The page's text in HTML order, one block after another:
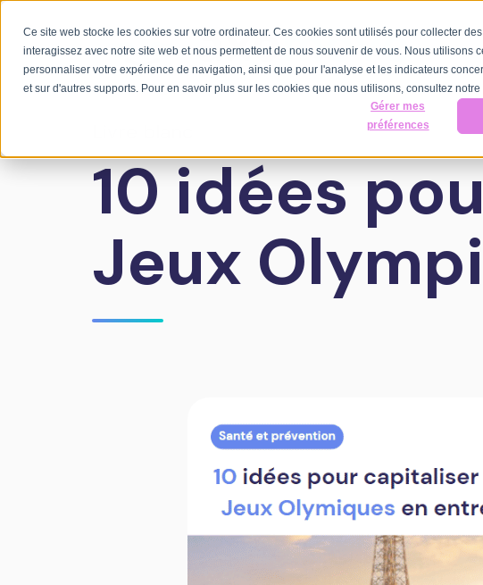
Ce site web stocke les cookies sur votre ordinateur. Ces cookies sont utilisés pour collecter
interagissez avec notre site web et nous permettent de nous souvenir de vous. Nous utilisons
personnaliser votre expérience de navigation, ainsi que pour l'analyse et les indicateurs
et sur d'autres supports. Pour en savoir plus sur les cookies que nous utilisons, consultez
Gérer mes
préférences
10 idées
Jeux